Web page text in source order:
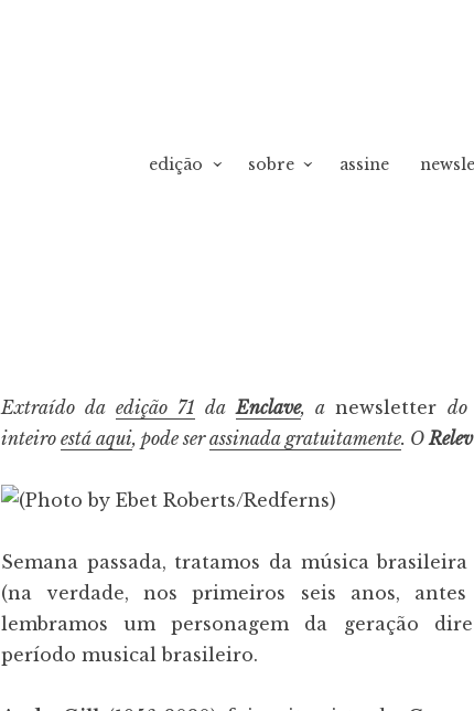
edição sobre assine
Extraído daedição 71 daEnclave, anewsletter
inteiroestá aqui, pode serassinada gratuitamente. O
Semana passada, tratamos da música
(na verdade, nos primeiros seis anos,
lembramos um personagem da geração
período musical brasileiro.